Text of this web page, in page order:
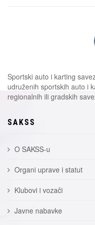
Sportski auto i karting
udruženih sportskih auto i
regionalnih ili gradskih
SAKSS
O SAKSS-u
Organi uprave i statut
Klubovi i vozači
Javne nabavke